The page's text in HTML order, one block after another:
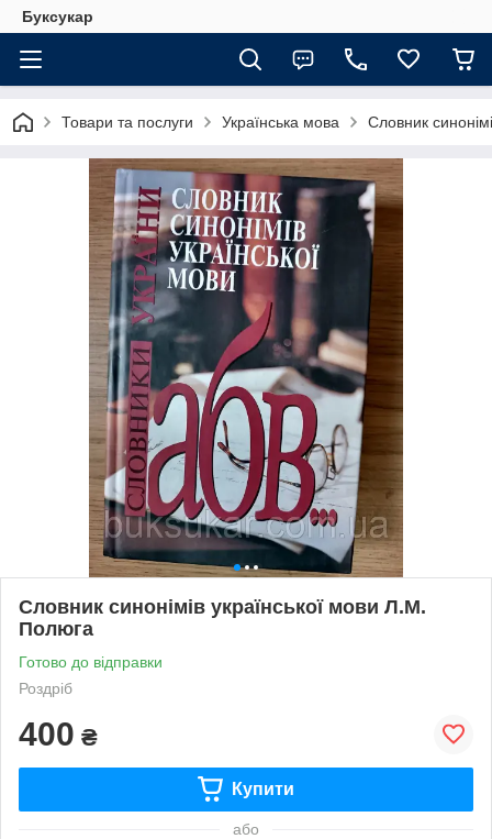
Буксукар
Товари та послуги Українська мова Словник
Словник синонімів української мови Л.М.
Полюга
Готово до відправки
Роздріб
400 ₴
Купити
або